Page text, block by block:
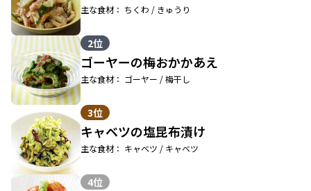
主な食材： ちくわ / きゅうり
2位
ゴーヤーの梅おかかあえ
主な食材： ゴーヤー / 梅干し
3位
キャベツの塩昆布漬け
主な食材： キャベツ / キャベツ
4位